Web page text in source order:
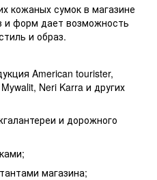
кожаных сумок в магазине
и форм дает возможность
и образ.
American tourister,
Neri Karra и других
и дорожного
магазина;